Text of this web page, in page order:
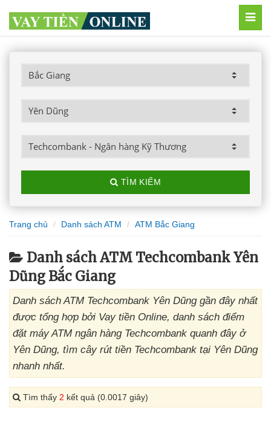
TÌM KIẾM
Trang chủ Danh sách ATM ATM Bắc Giang
Danh sách ATM Techcombank Yên
Dũng Bắc Giang
Danh sách ATM Techcombank Yên Dũng gần đây nhất
được tổng hợp bởi Vay tiền Online, danh sách điểm
đặt máy ATM ngân hàng Techcombank quanh đây ở
Yên Dũng, tìm cây rút tiền Techcombank tại Yên Dũng
nhanh nhất.
Tìm thấy 2 kết quả (0.0017 giây)